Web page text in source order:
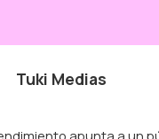
Tuki Medias